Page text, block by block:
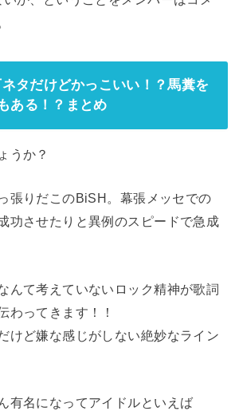
タだけどかっこいい！？馬糞を
ある！？まとめ
うか？
張りだこのBiSH。幕張メッセでの
功させたりと異例のスピードで急成
んて考えていないロック精神が歌詞
わってきます！！
けど嫌な感じがしない絶妙なライン
有名になってアイドルといえば